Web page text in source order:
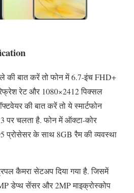
की बात करें तो फोन में 6.7-इंच FHD+
रेट और 1080×2412 पिक्सल
की बात करें तो ये स्मार्टफोन
पर चलता है. फोन में ऑक्टा-कोर
प्रोसेसर के साथ 8GB रैम की व्यवस्था
कैमरा सेटअप दिया गया है. जिसमें
डेप्थ सेंसर और 2MP माइक्रोस्कोप